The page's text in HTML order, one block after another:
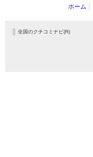
ホーム
全国のクチコミナビ(R)